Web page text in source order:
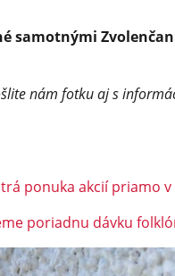
samotnými
nám fotku aj s
ponuka akcií priamo
poriadnu dávku